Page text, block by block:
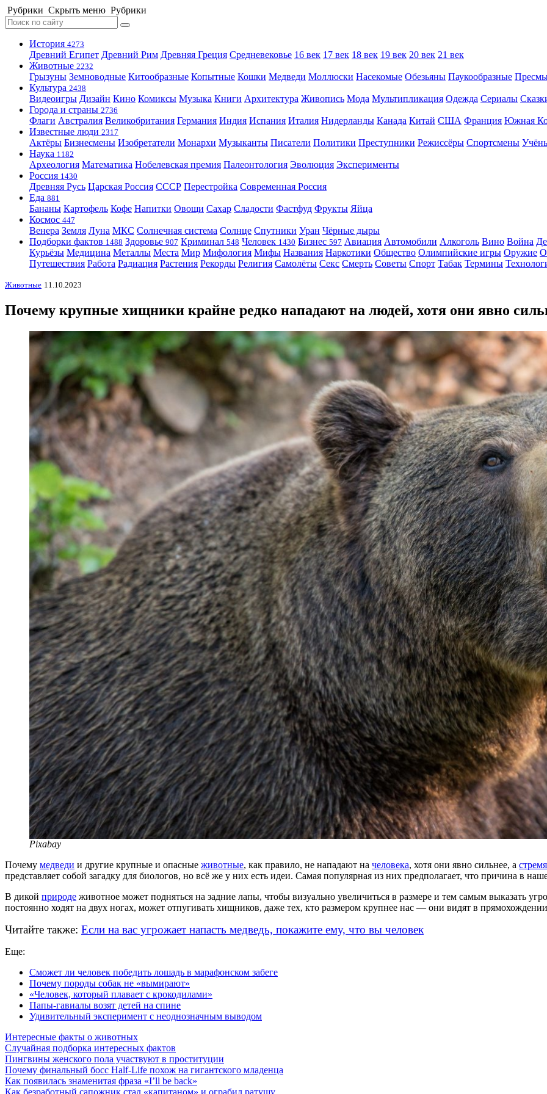
Рубрики Скрыть меню Рубрики
История 4273
Древний Египет Древний Рим Древняя Греция Средневековье 16 век 17 век 18 век 19 век 20 век 21 век
Животные 2232
Грызуны Земноводные Китообразные Копытные Кошки Медведи Моллюски Насекомые Обезьяны Паукообразные
Культура 2438
Видеоигры Дизайн Кино Комиксы Музыка Книги Архитектура Живопись Мода Мультипликация Одежда Сериалы
Города и страны 2736
Флаги Австралия Великобритания Германия Индия Испания Италия Нидерланды Канада Китай США Франция Южная
Известные люди 2317
Актёры Бизнесмены Изобретатели Монархи Музыканты Писатели Политики Преступники Режиссёры Спортсмены
Наука 1182
Археология Математика Нобелевская премия Палеонтология Эволюция Эксперименты
Россия 1430
Древняя Русь Царская Россия СССР Перестройка Современная Россия
Еда 881
Бананы Картофель Кофе Напитки Овощи Сахар Сладости Фастфуд Фрукты Яйца
Космос 447
Венера Земля Луна МКС Солнечная система Солнце Спутники Уран Чёрные дыры
Подборки фактов 1488 Здоровье 907 Криминал 548 Человек 1430 Бизнес 597 Авиация Автомобили Алкоголь Вино Война
Курьёзы Медицина Металлы Места Мир Мифология Мифы Названия Наркотики Общество Олимпийские игры Оружие
Путешествия Работа Радиация Растения Рекорды Религия Самолёты Секс Смерть Советы Спорт Табак Термины
Животные 11.10.2023
Почему крупные хищники крайне редко нападают на людей, хотя они явно
Pixabay
Почему медведи и другие крупные и опасные животные, как правило, не нападают на человека, хотя они явно сильнее, а
представляет собой загадку для биологов, но всё же у них есть идеи. Самая популярная из них предполагает, что причина в
В дикой природе животное может подняться на задние лапы, чтобы визуально увеличиться в размере и тем самым выказать
постоянно ходят на двух ногах, может отпугивать хищников, даже тех, кто размером крупнее нас — они видят в
Читайте также: Если на вас угрожает напасть медведь, покажите ему, что вы человек
Еще:
Сможет ли человек победить лошадь в марафонском забеге
Почему породы собак не «вымирают»
«Человек, который плавает с крокодилами»
Папы-гавиалы возят детей на спине
Удивительный эксперимент с неоднозначным выводом
Интересные факты о животных
Случайная подборка интересных фактов
Пингвины женского пола участвуют в проституции
Почему финальный босс Half-Life похож на гигантского младенца
Как появилась знаменитая фраза «I’ll be back»